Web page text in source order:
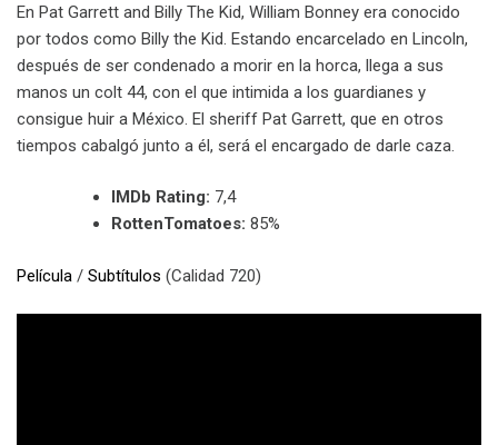
En Pat Garrett and Billy The Kid, William Bonney era conocido
por todos como Billy the Kid. Estando encarcelado en Lincoln,
después de ser condenado a morir en la horca, llega a sus
manos un colt 44, con el que intimida a los guardianes y
consigue huir a México. El sheriff Pat Garrett, que en otros
tiempos cabalgó junto a él, será el encargado de darle caza.
IMDb Rating: 7,4
RottenTomatoes: 85%
Película / Subtítulos (Calidad 720)